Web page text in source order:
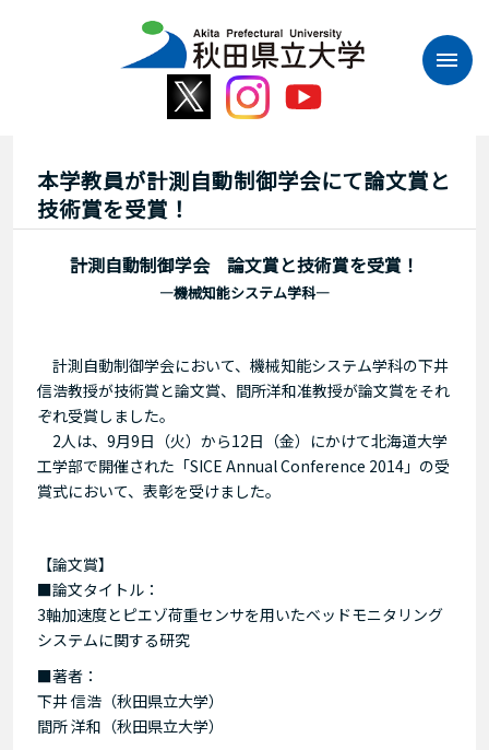
本学教員が計測自動制御学会にて論文賞と
技術賞を受賞！
計測自動制御学会 論文賞と技術賞を受賞！
―機械知能システム学科―
計測自動制御学会において、機械知能システム学科の下井
信浩教授が技術賞と論文賞、間所洋和准教授が論文賞をそれ
ぞれ受賞しました。
2人は、9月9日（火）から12日（金）にかけて北海道大学
工学部で開催された「SICE Annual Conference 2014」の受
賞式において、表彰を受けました。
【論文賞】
■論文タイトル：
3軸加速度とピエゾ荷重センサを用いたベッドモニタリング
システムに関する研究
■著者：
下井 信浩（秋田県立大学）
間所 洋和（秋田県立大学）